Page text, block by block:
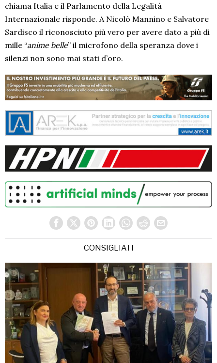
chiama Italia e il Parlamento della Legalità
Internazionale risponde. A Nicolò Mannino e Salvatore
Sardisco il riconosciuto più vero per avere dato a più di
mille “anime belle” il microfono della speranza dove i
silenzi non sono mai stati d’oro.
CONSIGLIATI